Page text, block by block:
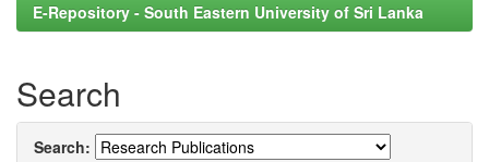
E-Repository - South Eastern University of Sri Lanka
Search
Search: